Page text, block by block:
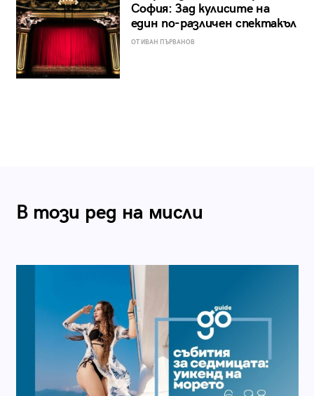
София: Зад кулисите на
един по-различен спектакъл
ОТ ИВАН ПЪРВАНОВ
В този ред на мисли